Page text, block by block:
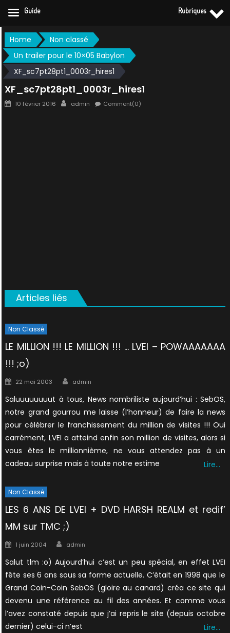
Skip
to
content
Home
Non classé
Un trailer pour le 10×05 Babylon
XF_sc7pt28pt1_0003r_hires1
XF_sc7pt28pt1_0003r_hires1
Posted
10 février 2016 Author
admin Comment(0)
Articles liés
Non Classé
LE MILLION !!! LE MILLION !!! … LVEI – POWAAAAAAA
!!! ;o)
Posted
22 mai 2003 Author
admin
Saluuuuuuuut à tous, News nombriliste aujourd’hui : SebOS,
notre grand gourrou me laisse (l’honneur) de faire la news
pour célébrer le franchissement du million de visites !!! Oui
carrément, LVEI a atteind enfin son million de visites, alors si
vous êtes le millionnième, ne vous attendez pas à un
cadeau surprise mais à toute notre estime
Lire…
Non Classé
LES 6 ANS DE LVEI + DVD HARSH REALM et redif’
MM sur TMC ;)
Posted
1 juin 2004 Author
admin
Salut tlm :o) Aujourd’hui c’est un peu spécial, en effet LVEI
fête ses 6 ans sous sa forme actuelle. C’était en 1998 que le
Grand Coin-Coin SebOS (gloire au canard) créa ce site qui
devenu une référence au fil des années. Et comme vous
l’avez constaté depuis que j’ai repris le site (depuis octobre
dernier) celui-ci n’est
Lire…
Guide Rubriques